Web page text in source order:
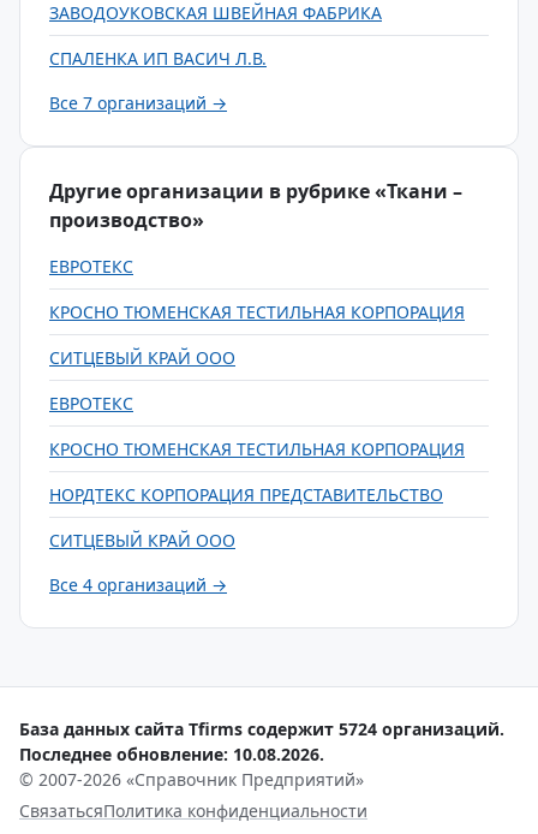
ЗАВОДОУКОВСКАЯ ШВЕЙНАЯ ФАБРИКА
СПАЛЕНКА ИП ВАСИЧ Л.В.
Все 7 организаций →
Другие организации в рубрике «Ткани –
производство»
ЕВРОТЕКС
КРОСНО ТЮМЕНСКАЯ ТЕСТИЛЬНАЯ КОРПОРАЦИЯ
СИТЦЕВЫЙ КРАЙ ООО
ЕВРОТЕКС
КРОСНО ТЮМЕНСКАЯ ТЕСТИЛЬНАЯ КОРПОРАЦИЯ
НОРДТЕКС КОРПОРАЦИЯ ПРЕДСТАВИТЕЛЬСТВО
СИТЦЕВЫЙ КРАЙ ООО
Все 4 организаций →
База данных сайта Tfirms содержит 5724 организаций.
Последнее обновление: 10.08.2026.
© 2007-2026 «Справочник Предприятий»
СвязатьсяПолитика конфиденциальности